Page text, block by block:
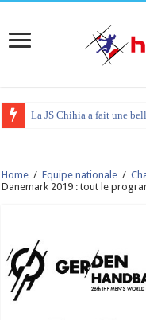
La JS Chihia a fait une
Home / Equipe nationale /
Danemark 2019 : tout le